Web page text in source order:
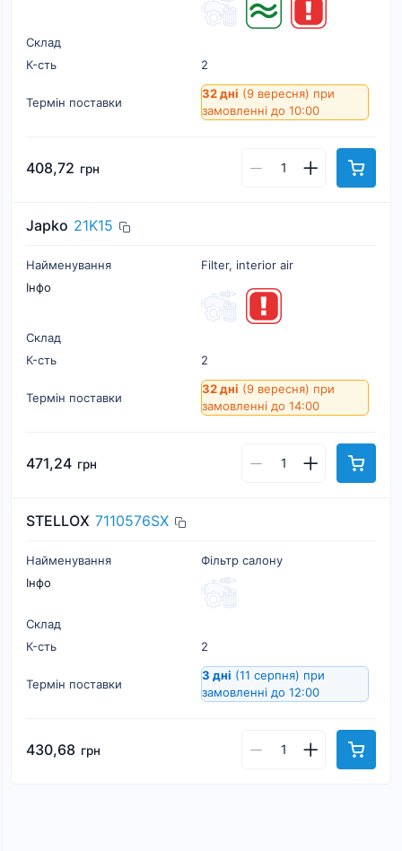
Склад
К-cть
2
Термін поставки
32 дні (9 вересня) при
замовленні до 10:00
408,72 грн
Japko 21K15
Найменування
Filter, interior air
Інфо
Склад
К-cть
2
Термін поставки
32 дні (9 вересня) при
замовленні до 14:00
471,24 грн
STELLOX 7110576SX
Найменування
Фільтр салону
Інфо
Склад
К-cть
2
Термін поставки
3 дні (11 серпня) при
замовленні до 12:00
430,68 грн